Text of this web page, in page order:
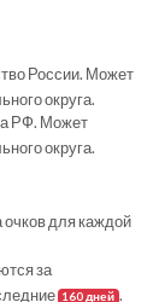
России. Может
округа.
РФ. Может
округа.
очков для каждой
за
160 дней .